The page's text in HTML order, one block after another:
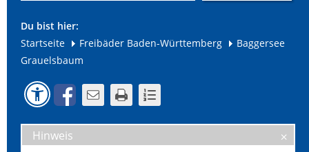
Du bist hier:
Startseite
Freibäder Baden-Württemberg
Baggersee
Grauelsbaum
Hinweis